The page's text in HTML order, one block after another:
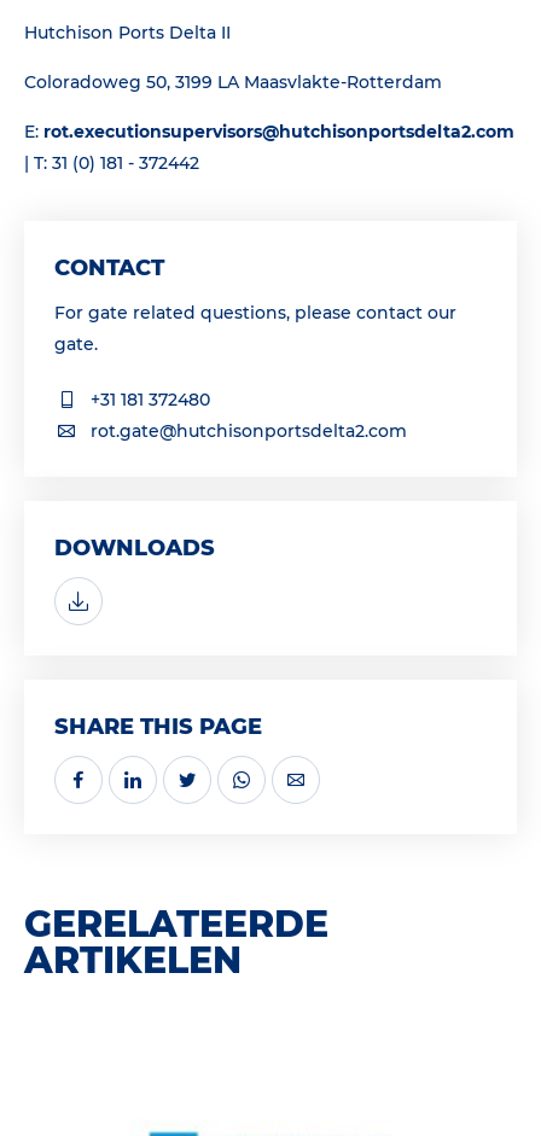
Hutchison Ports Delta II
Coloradoweg 50, 3199 LA Maasvlakte-Rotterdam
E: rot.executionsupervisors@hutchisonportsdelta2.com
| T: 31 (0) 181 - 372442
CONTACT
For gate related questions, please contact our
gate.
+31 181 372480
rot.gate@hutchisonportsdelta2.com
DOWNLOADS
SHARE THIS PAGE
GERELATEERDE
ARTIKELEN